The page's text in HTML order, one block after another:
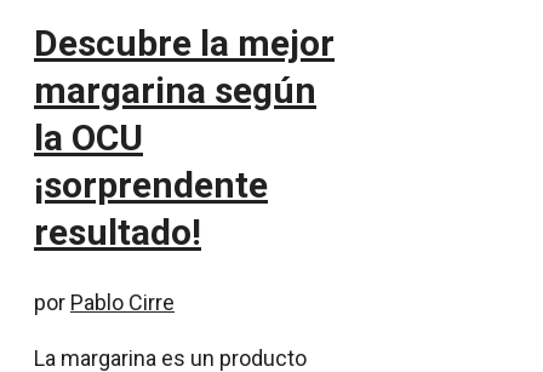
Descubre la mejor
margarina según
la OCU
¡sorprendente
resultado!
por Pablo Cirre
La margarina es un producto